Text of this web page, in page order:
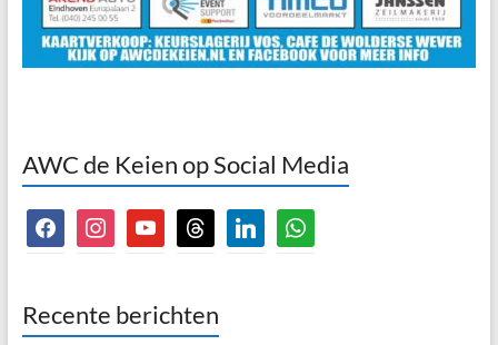
AWC de Keien op Social Media
facebookinstagramyoutubethreads linkedinwhatsapp
Recente berichten